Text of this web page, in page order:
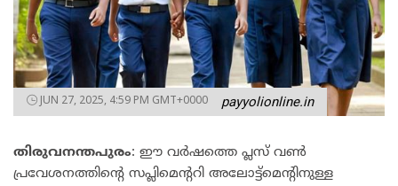
JUN 27, 2025, 4:59 PM GMT+0000 payyolionline.in
തിരുവനന്തപുരം: ഈ വർഷത്തെ പ്ലസ് വൺ
പ്രവേശനത്തിന്റെ സപ്ലിമെന്ററി അലോട്ട്മെന്റിനുള്ള